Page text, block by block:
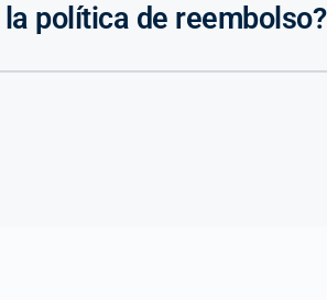
política de reembolso?